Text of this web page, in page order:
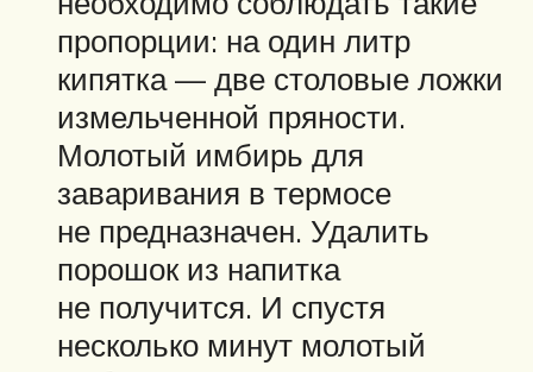
пропорции: на один литр
кипятка — две столовые ложки
измельченной пряности.
Молотый имбирь для
заваривания в термосе
не предназначен. Удалить
порошок из напитка
не получится. И спустя
несколько минут молотый